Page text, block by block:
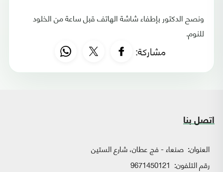
ونصح الدكتور بإطفاء شاشة الهاتف قبل ساعة من الخلود
للنوم.
مشاركة:
اتصل بنا
العنوان: صنعاء - فج عطان، شارع الستين
رقم التلفون: 9671450121